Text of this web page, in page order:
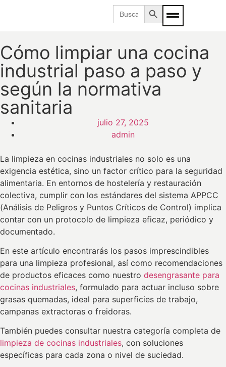
Buscar: Botón de búsqueda
Cómo limpiar una cocina
industrial paso a paso y
según la normativa
sanitaria
julio 27, 2025
admin
La limpieza en cocinas industriales no solo es una
exigencia estética, sino un factor crítico para la seguridad
alimentaria. En entornos de hostelería y restauración
colectiva, cumplir con los estándares del sistema APPCC
(Análisis de Peligros y Puntos Críticos de Control) implica
contar con un protocolo de limpieza eficaz, periódico y
documentado.
En este artículo encontrarás los pasos imprescindibles
para una limpieza profesional, así como recomendaciones
de productos eficaces como nuestro desengrasante para
cocinas industriales, formulado para actuar incluso sobre
grasas quemadas, ideal para superficies de trabajo,
campanas extractoras o freidoras.
También puedes consultar nuestra categoría completa de
limpieza de cocinas industriales, con soluciones
específicas para cada zona o nivel de suciedad.